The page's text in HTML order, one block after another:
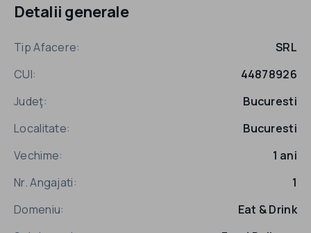
Detalii generale
Tip Afacere:
SRL
CUI:
44878926
Judeţ:
Bucuresti
Localitate:
Bucuresti
Vechime:
1 ani
Nr. Angajati:
1
Domeniu:
Eat & Drink